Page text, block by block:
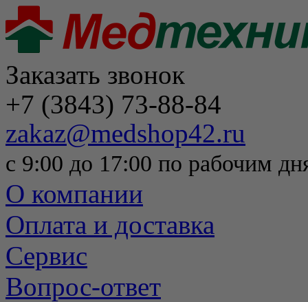
Заказать звонок
+7 (3843) 73-88-84
zakaz@medshop42.ru
с 9:00 до 17:00 по рабочим
О компании
Оплата и доставка
Сервис
Вопрос-ответ